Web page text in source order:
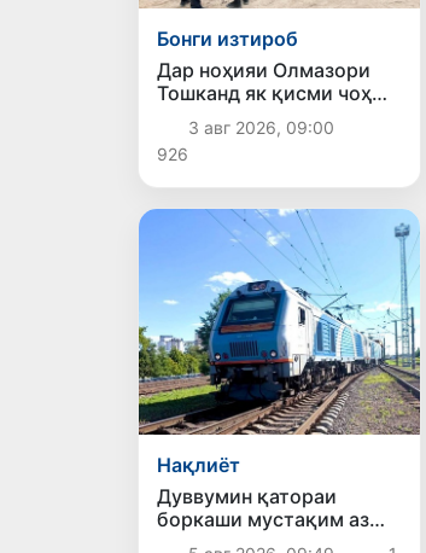
Бонги изтироб
Дар ноҳияи Олмазори
Тошканд як қисми чоҳ
фурӯ рехт: комиссияи
махсус
3 авг 2026, 09:00
926
Нақлиёт
Дуввумин қатораи
боркаши мустақим аз
Беларус ба Ӯзбекистон